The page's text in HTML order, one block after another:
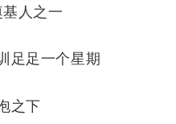
人之一
足足一个星期
之下